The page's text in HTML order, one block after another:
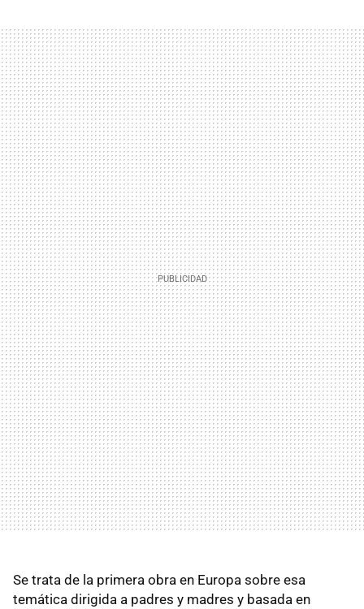
Se trata de la primera obra en Europa sobre esa
temática dirigida a padres y madres y basada en